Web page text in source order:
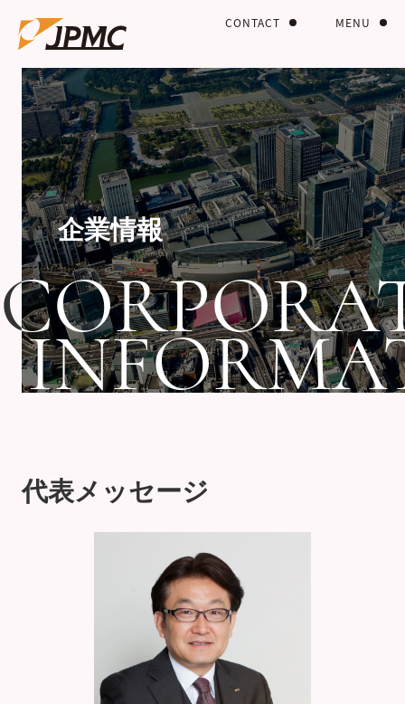
MENU
CONTACT
企業情報
代表メッセージ